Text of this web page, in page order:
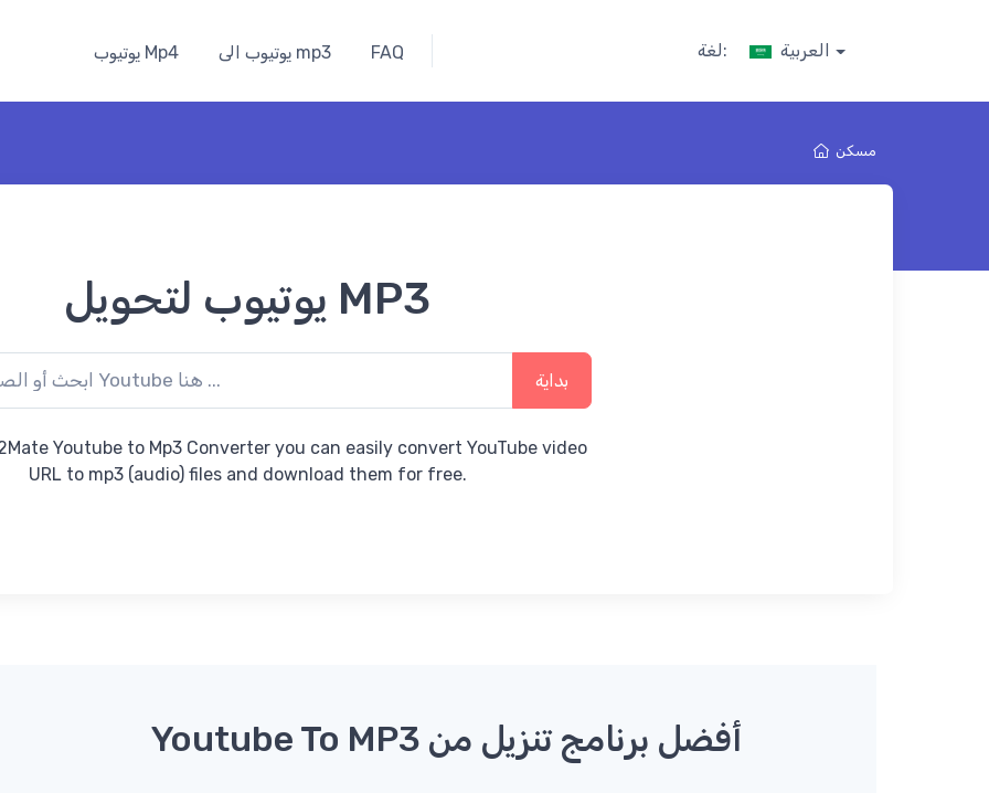
لغة: العربية يوتيوب Mp4 يوتيوب الى mp3 FAQ
مسكن
يوتيوب لتحويل MP3
بداية
Youtube to Mp3 Converter you can easily convert YouTube video
URL to mp3 (audio) files and download them for free.
أفضل برنامج تنزيل من Youtube To MP3